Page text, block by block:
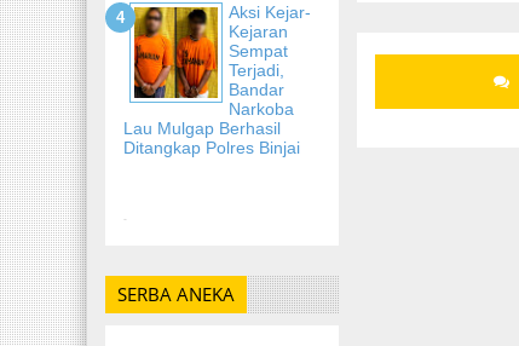
Aksi Kejar-
Kejaran
Sempat
Terjadi,
Bandar
Narkoba
Lau Mulgap Berhasil
Ditangkap Polres Binjai
-
SERBA ANEKA